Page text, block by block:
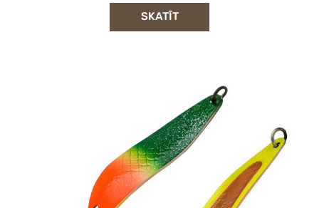
SKATĪT